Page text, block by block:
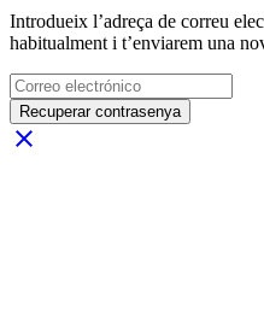
Introdueix l’adreça de correu
habitualment i t’enviarem una
Recuperar contrasenya
close